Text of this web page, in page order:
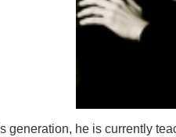
generation, he is currently